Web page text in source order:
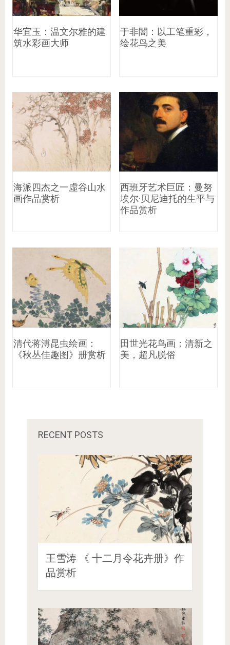
华宜玉：温文尔雅的建
筑水彩画大师
于非闇：以工笔重彩，
绘花鸟之美
海派四杰之一虛谷山水
画作品赏析
西班牙艺术巨匠：曼努
埃尔·贝尼迪托的生平与
作品赏析
清代蒋溥昆虫绘画：
《秋丛佳趣图》册赏析
田世光花鸟画：清新之
美，超凡脱俗
RECENT POSTS
王雪涛 《 十二月令花卉册》作
品赏析